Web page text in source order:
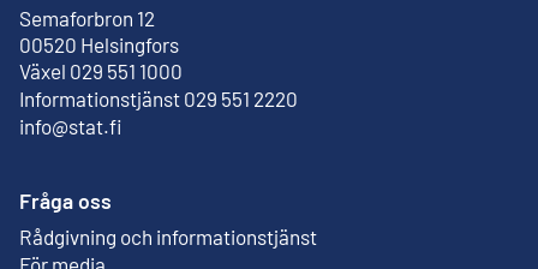
Semaforbron 12
00520 Helsingfors
Extern länk
Växel 029 551 1000
Informationstjänst 029 551 2220
info@stat.fi
Fråga oss
Rådgivning och informationstjänst
För media